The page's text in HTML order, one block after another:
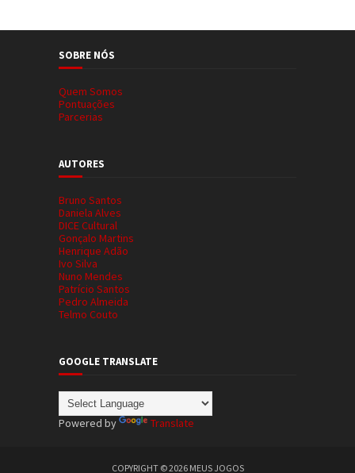
SOBRE NÓS
Quem Somos
Pontuações
Parcerias
AUTORES
Bruno Santos
Daniela Alves
DICE Cultural
Gonçalo Martins
Henrique Adão
Ivo Silva
Nuno Mendes
Patrício Santos
Pedro Almeida
Telmo Couto
GOOGLE TRANSLATE
Powered by Translate
COPYRIGHT ©2026 MEUS JOGOS